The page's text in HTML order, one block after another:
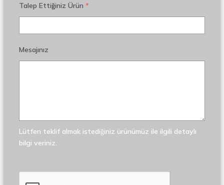
Talep Ettiğiniz Ürün *
Mesajınız
Lütfen teklif almak istediğiniz ürünümüz ile ilgili detaylı
bilgi veriniz.